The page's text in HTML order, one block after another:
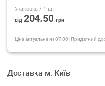
Упаковка / 1 шт.
від 204.50 грн
Ціна актуальна на07:00 | Придатний до:
Доставка м. Київ